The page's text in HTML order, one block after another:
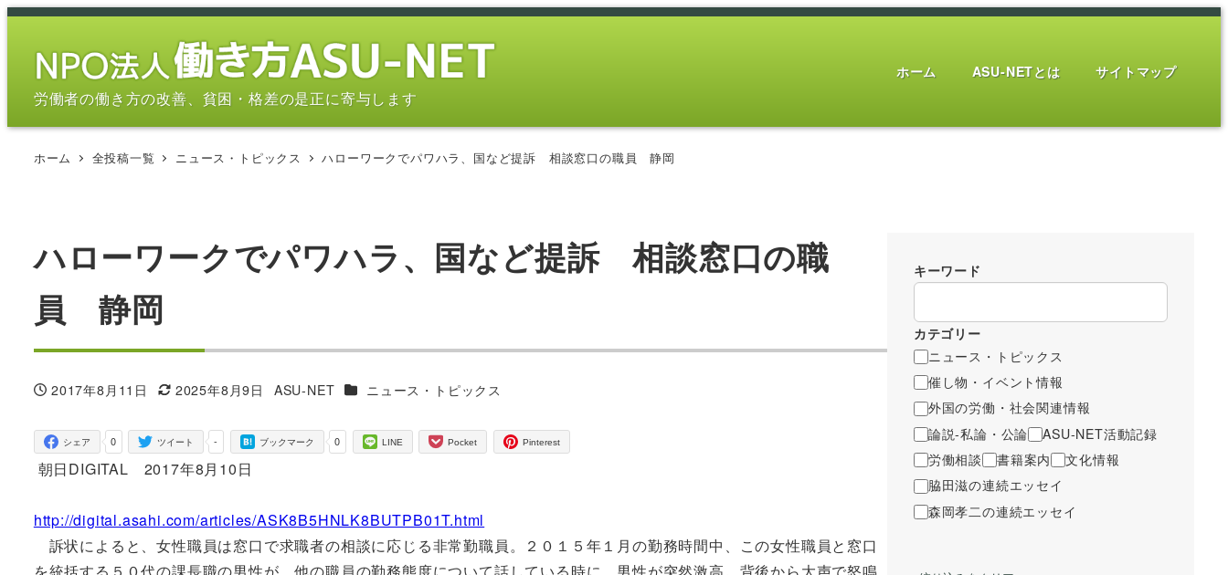
メ
労働者の働き方の改善、貧困・格差の是正に寄与します
ホーム ASU-NETとは サイトマップ
ホーム 全投稿一覧 ニュース・トピックス ハローワークでパワハラ、国など提訴 相談窓口の職員 静岡
ハローワークでパワハラ、国など提訴 相談窓口の職
員 静岡
投稿日
2017年8月11日
更新日
2025年8月9日
著
ASU-NET カテゴリー
ニュース・トピックス
0
シェア -
ツイート 0
ブックマーク LINE Pocket Pinterest
朝日DIGITAL 2017年8月10日
http://digital.asahi.com/articles/ASK8B5HNLK8BUTPB01T.html
訴状によると、女性職員は窓口で求職者の相談に応じる非常勤職員。２０１５年１月の勤務時間中、この女性職員と窓口
キーワード
カテゴリー
ニュース・トピックス
催し物・イベント情報
外国の労働・社会関連情報
論説-私論・公論
ASU-NET活動記録
労働相談
書籍案内
文化情報
脇田滋の連続エッセイ
森岡孝二の連続エッセイ